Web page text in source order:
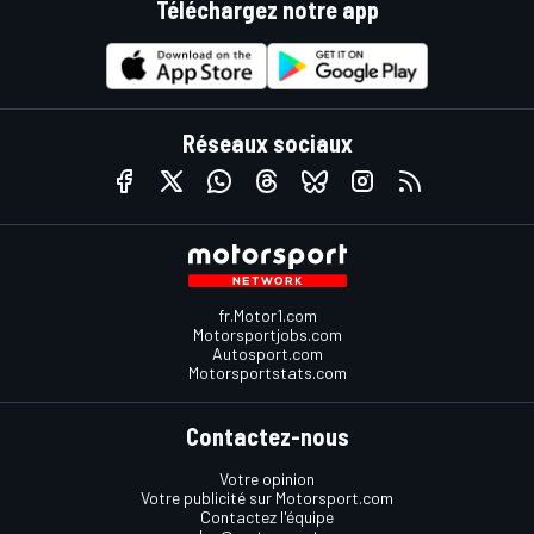
Téléchargez notre app
Réseaux sociaux
fr.Motor1.com
Motorsportjobs.com
Autosport.com
Motorsportstats.com
Contactez-nous
Votre opinion
Votre publicité sur Motorsport.com
Contactez l'équipe